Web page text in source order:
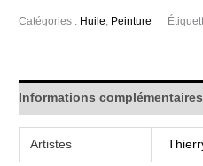
Catégories : Huile Peinture
Informations complémentaires
Artistes